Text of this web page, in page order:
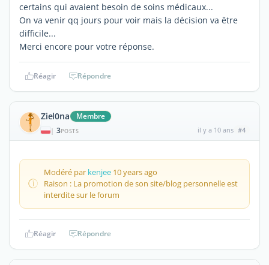
certains qui avaient besoin de soins médicaux...
On va venir qq jours pour voir mais la décision va être
difficile...
Merci encore pour votre réponse.
Réagir Répondre
Ziel0na Membre
| 3POSTS il y a 10 ans #4
Modéré par kenjee 10 years ago
Raison : La promotion de son site/blog personnelle est
interdite sur le forum
Réagir Répondre